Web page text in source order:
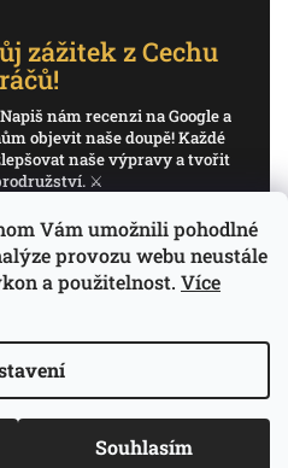
Vám umožnili pohodlné
provozu webu neustále
a použitelnost. Více
Souhlasím
zážitek z Cechu
nám recenzi na Google a
objevit naše doupě! Každé
naše výpravy a tvořit
⚔️
na Google
psát příběh Cechu Hráčů.
2026 Cech Hráčů. Všechna práva